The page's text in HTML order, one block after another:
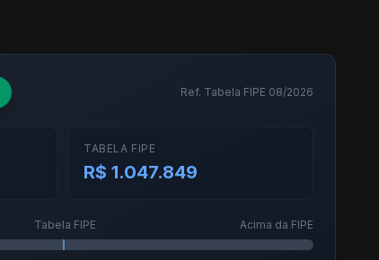
Ref. Tabela FIPE 08/2026
TABELA FIPE
R$ 1.047.849
Tabela FIPE Acima da FIPE